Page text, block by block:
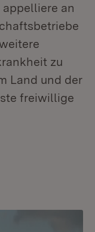
appelliere an
zu
Land und der
freiwillige